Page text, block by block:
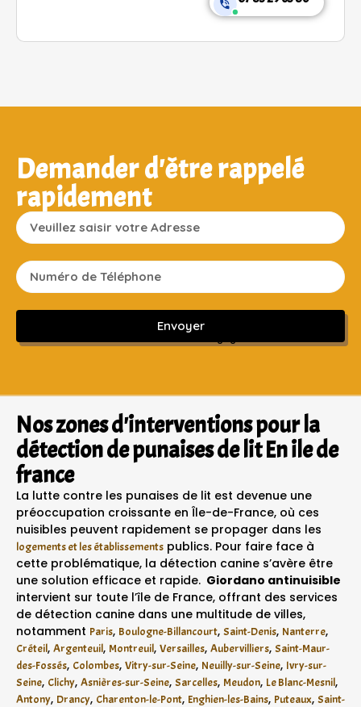
Demander d'être rappelé
rapidement
Envoyer
Sans engagement ni frais cachés
Nos zones d'interventions pour la
détection de punaises de lit En ile de
france
La lutte contre les punaises de lit est devenue une
préoccupation croissante en Île-de-France, où ces
nuisibles peuvent rapidement se propager dans les
logements et les établissements publics. Pour faire face à
cette problématique, la détection canine s’avère être
une solution efficace et rapide. Giordano antinuisible
intervient sur toute l’île de France, offrant des services
de détection canine dans une multitude de villes,
notamment Paris, Boulogne-Billancourt, Saint-Denis, Nanterre,
Créteil, Argenteuil, Montreuil, Versailles, Aubervilliers, Saint-Maur-
des-Fossés, Colombes, Vitry-sur-Seine, Neuilly-sur-Seine, Ivry-sur-
Seine, Clichy, Asnières-sur-Seine, Sarcelles, Meudon, Le Blanc-Mesnil,
Antony, Drancy, Charenton-le-Pont, Enghien-les-Bains, Puteaux, Saint-